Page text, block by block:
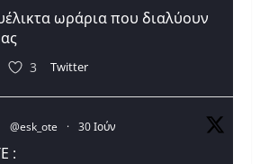
ωράρια που διαλύουν
3 Twitter
@esk_ote · 30 Ιούν
: